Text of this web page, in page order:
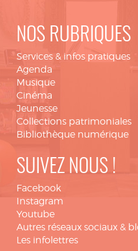
NOS RUBRIQUES
Services & infos pratiques
Agenda
Musique
Cinéma
Jeunesse
Collections patrimoniales
Bibliothèque numérique
SUIVEZ NOUS !
Facebook
Instagram
Youtube
Autres réseaux sociaux &
Les infolettres